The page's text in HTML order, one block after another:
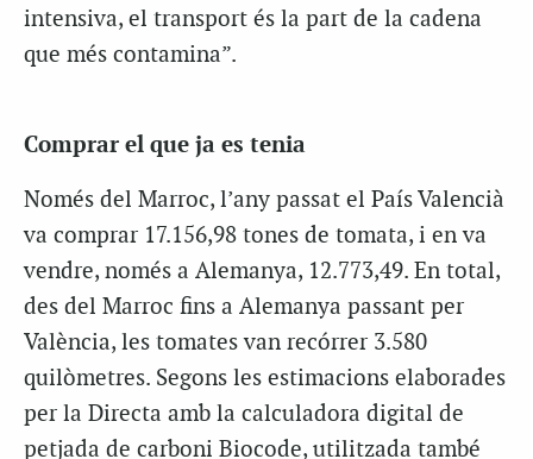
intensiva, el transport és la part de la cadena
que més contamina”.
Comprar el que ja es tenia
Només del Marroc, l’any passat el País Valencià
va comprar 17.156,98 tones de tomata, i en va
vendre, només a Alemanya, 12.773,49. En total,
des del Marroc fins a Alemanya passant per
València, les tomates van recórrer 3.580
quilòmetres. Segons les estimacions elaborades
per la Directa amb la calculadora digital de
petjada de carboni Biocode, utilitzada també